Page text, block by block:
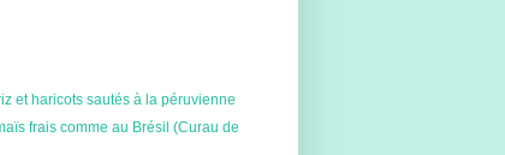
et haricots sautés à la péruvienne
frais comme au Brésil (Curau de